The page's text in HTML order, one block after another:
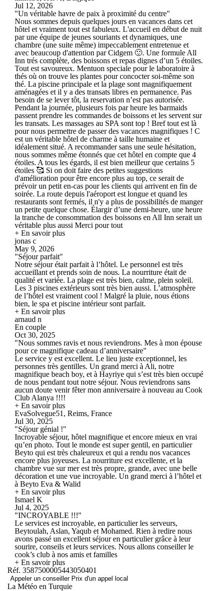
Jul 12, 2026
"Un véritable havre de paix à proximité du centre"
Nous sommes depuis quelques jours en vacances dans cet
hôtel et vraiment tout est fabuleux. L'accueil en début de nuit
par une équipe de jeunes souriants et dynamiques, une
chambre (une suite même) impeccablement entretenue et
avec beaucoup d'attention par Cidgem 🙂. Une formule All
Inn trés complète, des boissons et repas dignes d’un 5 étoiles.
Tout est savoureux. Mentuon speciale pour le laboratoire à
thés où on trouve les plantes pour concocter soi-même son
thé. La piscine principale et la plage sont magnifiquement
aménagées et il y a des transats libres en permanence. Pas
besoin de se lever tôt, la reservation n’est pas autorisée.
Pendant la journée, plusieurs fois par heure les barmaids
passent prendre les commandes de boissons et les servent sur
les transats. Les massages au SPA sont top ! Bref tout est là
pour nous permettre de passer des vacances magnifiques ! C
est un véritable hôtel de charme à taille humaine et
idéalement situé. A recommander sans une seule hésitation,
nous sommes même étonnés que cet hôtel en compte que 4
étoiles. A tous les égards, il est bien meilleur que certains 5
étoiles 🥰 Si on doit faire des petites suggestions
d'amélioration pour être encore plus au top, ce serait de
prévoir un petit en-cas pour les clients qui arrivent en fin de
soirée. La route depuis l'aéroport est longue et quand les
restaurants sont fermés, il n'y a plus de possibilités de manger
un petite quelque chose. Élargir d’une demi-heure, une heure
la tranche de consommation des boissons en All Inn serait un
véritable plus aussi Merci pour tout
+ En savoir plus
jonas c
May 9, 2026
"Séjour parfait"
Notre séjour était parfait à l’hôtel. Le personnel est très
accueillant et prends soin de nous. La nourriture était de
qualité et variée. La plage est très bien, calme, plein soleil.
Les 3 piscines extérieurs sont très bien aussi. L’atmosphère
de l’hôtel est vraiment cool ! Malgré la pluie, nous étions
bien, le spa et piscine intérieur sont parfait.
+ En savoir plus
arnaud n
En couple
Oct 30, 2025
"Nous sommes ravis et nous reviendrons. Mes à mon épouse
pour ce magnifique cadeau d’anniversaire"
Le service y est excellent. Le lieu juste exceptionnel, les
personnes très gentilles. Un grand merci à Ali, notre
magnifique beach boy, et à Hayriye qui s’est très bien occupé
de nous pendant tout notre séjour. Nous reviendrons sans
aucun doute venir fêter mon anniversaire à nouveau au Cook
Club Alanya !!!!
+ En savoir plus
EvaSolvegue51, Reims, France
Jul 30, 2025
"Séjour génial !"
Incroyable séjour, hôtel magnifique et encore mieux en vrai
qu’en photo. Tout le monde est super gentil, en particulier
Beyto qui est très chaleureux et qui a rendu nos vacances
encore plus joyeuses. La nourriture est excellente, et la
chambre vue sur mer est très propre, grande, avec une belle
décoration et une vue incroyable. Un grand merci à l’hôtel et
à Beyto Eva & Walid
+ En savoir plus
Ismael K
Jul 4, 2025
"INCROYABLE !!!"
Le services est incroyable, en particulier les serveurs,
Beytoulah, Aslan, Yaqub et Mohamed. Rien à redire nous
avons passé un excellent séjour en particulier grâce à leur
sourire, conseils et leurs services. Nous allons conseiller le
cook’s club à nos amis et familles
+ En savoir plus
Réf. 3587500005443050401
Appeler un conseiller Prix d'un appel local
La Météo en Turquie